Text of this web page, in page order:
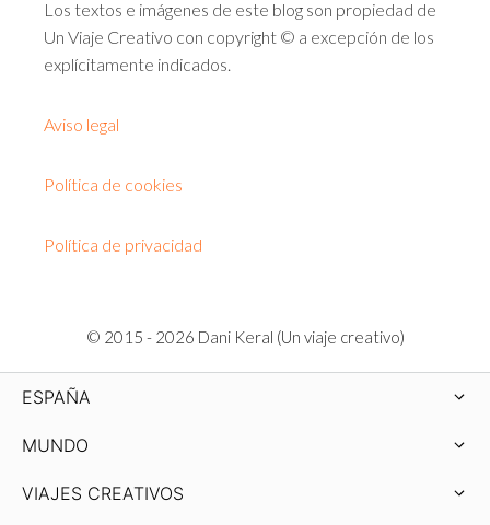
Los textos e imágenes de este blog son propiedad de
Un Viaje Creativo con copyright © a excepción de los
explícitamente indicados.
Aviso legal
Política de cookies
Política de privacidad
© 2015 - 2026 Dani Keral (Un viaje creativo)
ESPAÑA
MUNDO
VIAJES CREATIVOS